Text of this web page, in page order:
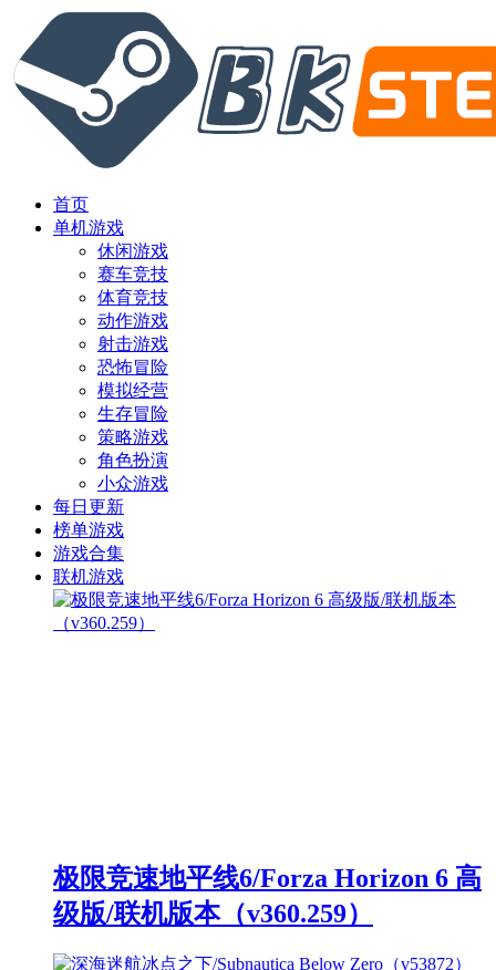
首页
单机游戏
休闲游戏
赛车竞技
体育竞技
动作游戏
射击游戏
恐怖冒险
模拟经营
生存冒险
策略游戏
角色扮演
小众游戏
每日更新
榜单游戏
游戏合集
联机游戏
极限竞速地平线6/Forza Horizon 6 高
级版/联机版本（v360.259）